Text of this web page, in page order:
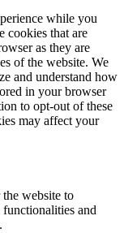
while you
cookies that are
as they are
of the website. We
and understand how
in your browser
to opt-out of these
may affect your
the website to
functionalities and